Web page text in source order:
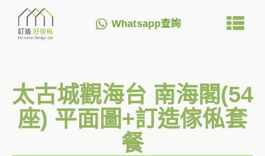
Whatsapp查詢
太古城觀海台 南海閣(54
座) 平面圖+訂造傢俬套
餐